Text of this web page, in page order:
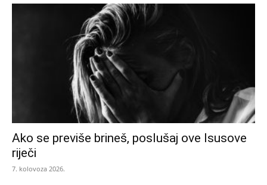
Ako se previše brineš, poslušaj ove Isusove
riječi
7. kolovoza 2026.